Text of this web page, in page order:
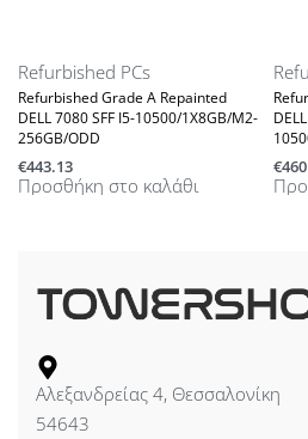
Refurbished PCs
Refurbished Grade A Repainted
DELL 7080 SFF I5-10500/1X8GB/M2-
256GB/ODD
€443.13
Προσθήκη στο καλάθι
€
Αλεξανδρείας 4, Θεσσαλονίκη
54643